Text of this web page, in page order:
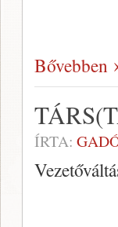
Bővebben
ÍRTA: